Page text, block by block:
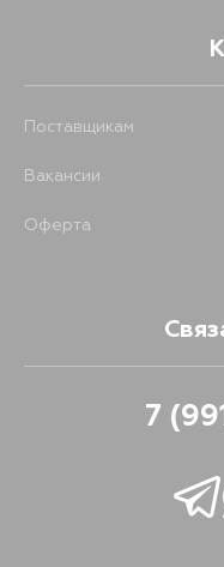
Поставщикам
Вакансии
Оферта
7